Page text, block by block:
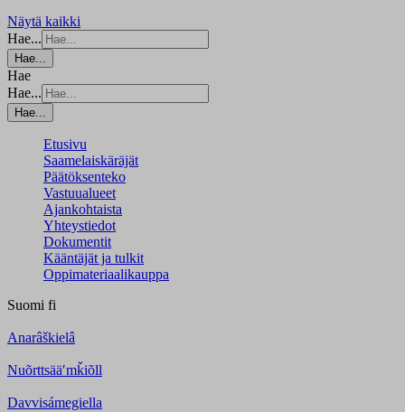
Näytä kaikki
Hae...
Hae...
Hae
Hae...
Hae...
Etusivu
Saamelaiskäräjät
Päätöksenteko
Vastuualueet
Ajankohtaista
Yhteystiedot
Dokumentit
Kääntäjät ja tulkit
Oppimateriaalikauppa
Suomi fi
Anarâškielâ
Nuõrttsääʹmǩiõll
Davvisámegiella